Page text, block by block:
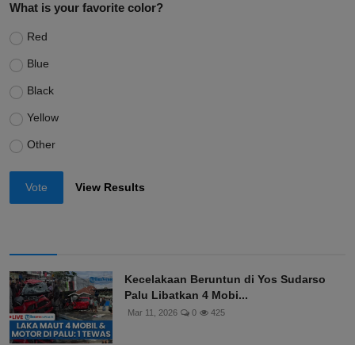
What is your favorite color?
Red
Blue
Black
Yellow
Other
Vote View Results
Kecelakaan Beruntun di Yos Sudarso
Palu Libatkan 4 Mobi...
Mar 11, 2026 0 425